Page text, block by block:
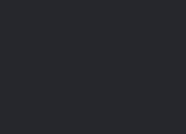
Pubblica - Vendita all'asta
telematica